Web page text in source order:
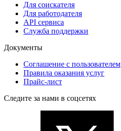
Для соискателя
Для работодателя
API сервиса
Служба поддержки
Документы
Соглашение с пользователем
Правила оказания услуг
Прайс-лист
Следите за нами в соцсетях